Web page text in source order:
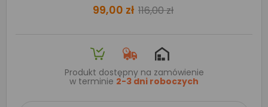
99,00 zł 116,00 zł
Produkt dostępny na zamówienie
w terminie 2-3 dni roboczych